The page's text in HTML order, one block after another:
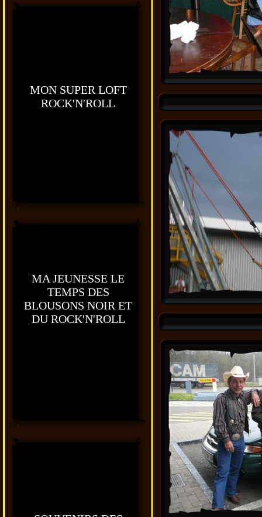
MON SUPER LOFT
ROCK'N'ROLL
MA JEUNESSE LE
TEMPS DES
BLOUSONS NOIR ET
DU ROCK'N'ROLL